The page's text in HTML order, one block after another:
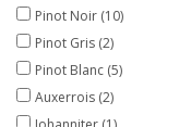
Pinot Noir (10)
Pinot Gris (2)
Pinot Blanc (5)
Auxerrois (2)